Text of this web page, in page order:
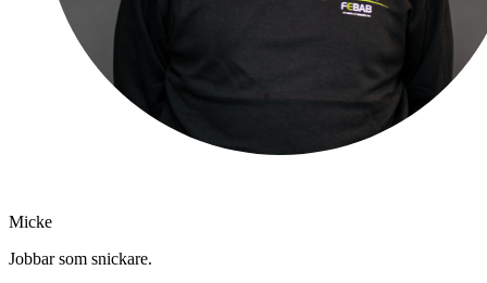
Micke
Jobbar som snickare.